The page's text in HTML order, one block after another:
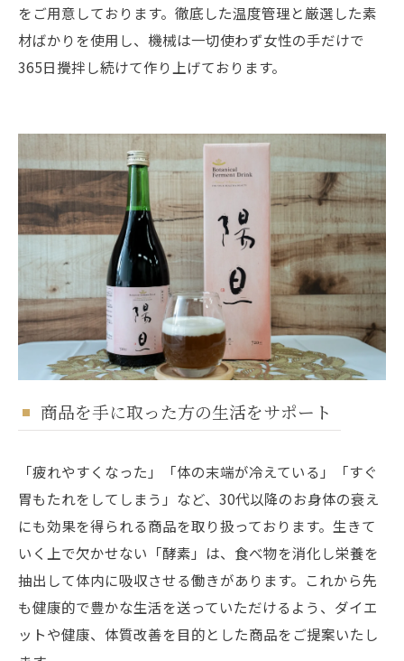
をご用意しております。徹底した温度管理と厳選した素
材ばかりを使用し、機械は一切使わず女性の手だけで
365日攪拌し続けて作り上げております。
商品を手に取った方の生活をサポート
「疲れやすくなった」「体の末端が冷えている」「すぐ
胃もたれをしてしまう」など、30代以降のお身体の衰え
にも効果を得られる商品を取り扱っております。生きて
いく上で欠かせない「酵素」は、食べ物を消化し栄養を
抽出して体内に吸収させる働きがあります。これから先
も健康的で豊かな生活を送っていただけるよう、ダイエ
ットや健康、体質改善を目的とした商品をご提案いたし